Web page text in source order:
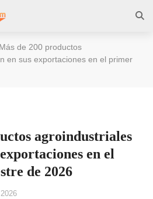
Más de 200 productos
en sus exportaciones en el primer
agroindustriales
en el
de 2026